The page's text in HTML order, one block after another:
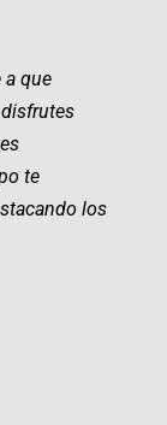
a que
te
los